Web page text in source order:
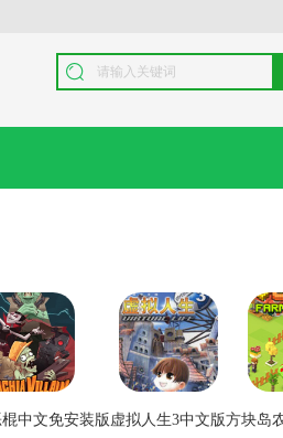
中文免安装版虚拟人生3中文版方块岛